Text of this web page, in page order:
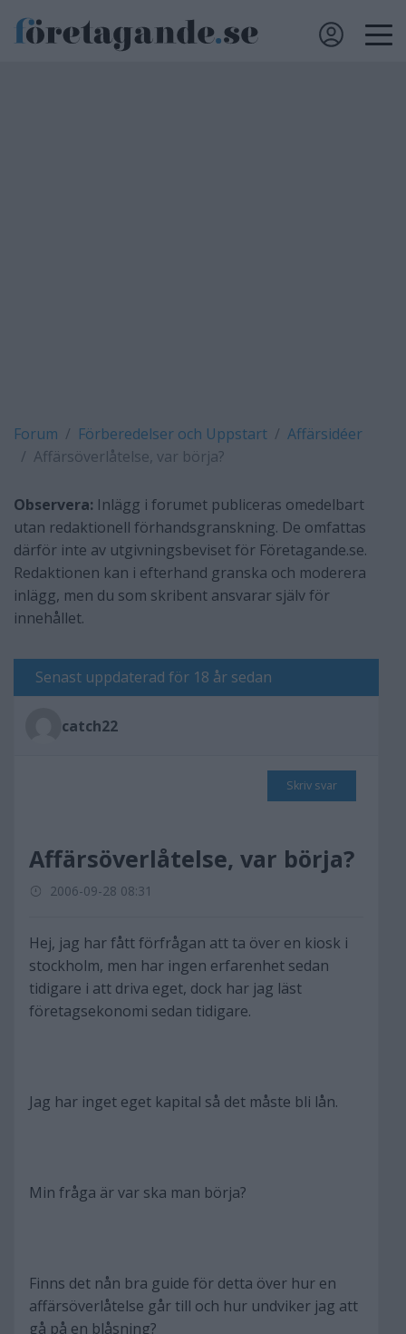
Forum Förberedelser och Uppstart
Affärsidéer
Affärsöverlåtelse, var börja?
Observera: Inlägg i forumet publiceras omedelbart
utan redaktionell förhandsgranskning. De omfattas
därför inte av utgivningsbeviset för Företagande.se.
Redaktionen kan i efterhand granska och moderera
inlägg, men du som skribent ansvarar själv för
innehållet.
Senast uppdaterad för 18 år sedan
catch22
Skriv svar
Affärsöverlåtelse, var börja?
2006-09-28 08:31
Hej, jag har fått förfrågan att ta över en kiosk i
stockholm, men har ingen erfarenhet sedan
tidigare i att driva eget, dock har jag läst
företagsekonomi sedan tidigare.
Jag har inget eget kapital så det måste bli lån.
Min fråga är var ska man börja?
Finns det nån bra guide för detta över hur en
affärsöverlåtelse går till och hur undviker jag att
gå på en blåsning?